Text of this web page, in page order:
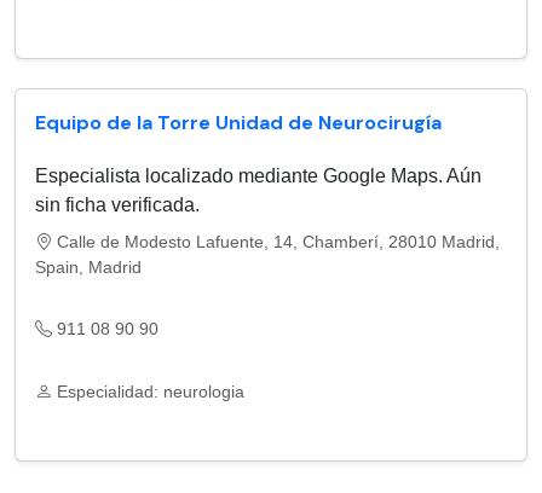
Equipo de la Torre Unidad de Neurocirugía
Especialista localizado mediante Google Maps. Aún
sin ficha verificada.
Calle de Modesto Lafuente, 14, Chamberí, 28010 Madrid,
Spain, Madrid
911 08 90 90
Especialidad: neurologia